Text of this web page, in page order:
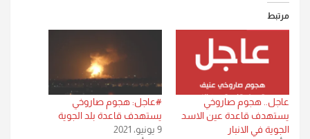
مرتبط
عاجل.. هجوم صاروخي
يستهدف قاعدة عين الاسد
الجوية في الانبار
#عاجل: هجوم صاروخي
يستهدف قاعدة بلد الجوية
9 يونيو، 2021